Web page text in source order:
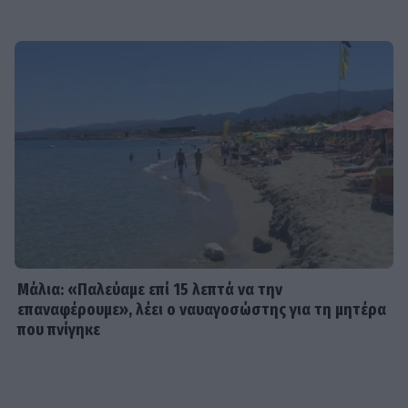
της Καλομοίρας με την οικογένειά
της
«Τον είδα μπροστά μου, λαμπερό…»
- Πώς η Αγγελική Ηλιάδη είδε τον
Χριστό και έζησε το θαύμα
Μάλια: «Παλεύαμε επί 15 λεπτά να την
επαναφέρουμε», λέει ο ναυαγοσώστης για τη μητέρα
που πνίγηκε